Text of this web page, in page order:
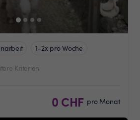
1-2x pro Woche
Kriterien
0 CHF pro Monat